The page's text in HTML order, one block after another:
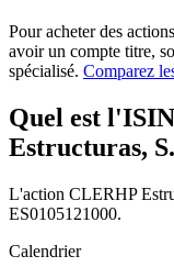
Pour acheter des
avoir un compte titre,
spécialisé. Comparez
Quel est
Estructuras,
L'action CLERHP
ES0105121000.
Calendrier